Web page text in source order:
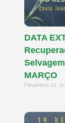
DATA
MARÇO
Fevereiro 21,